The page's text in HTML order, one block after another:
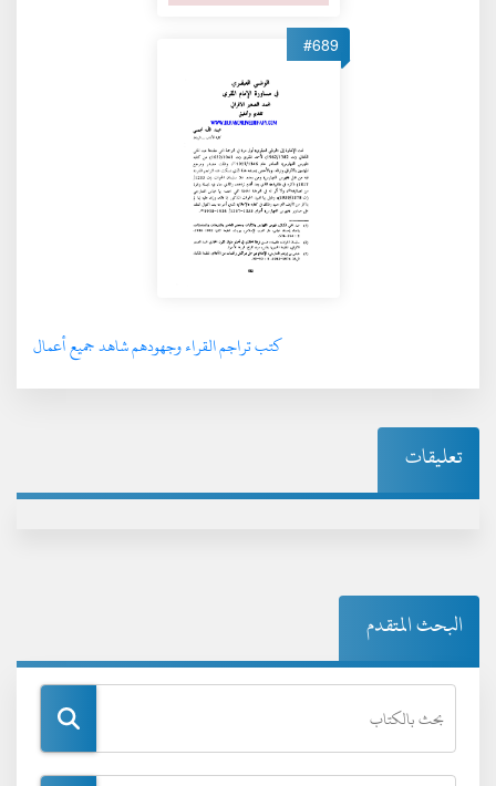
#689
كتب تراجم القراء وجهودهم شاهد جميع أعمال
تعليقات
البحث المتقدم